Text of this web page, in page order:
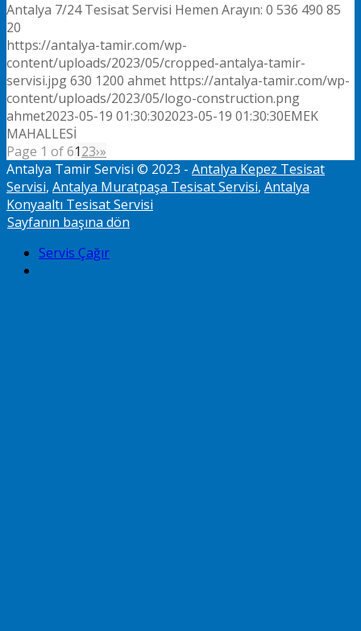
Antalya 7/24 Tesisat Servisi Hemen Arayın: 0 536 490 85
20
https://antalya-tamir.com/wp-
content/uploads/2023/05/cropped-antalya-tamir-
servisi.jpg630 1200 ahmet https://antalya-tamir.com/wp-
content/uploads/2023/05/logo-construction.png
ahmet2023-05-19 01:30:302023-05-19 01:30:30EMEK
MAHALLESİ
Page 1 of 6123›»
Antalya Tamir Servisi © 2023 - Antalya Kepez Tesisat
Servisi, Antalya Muratpaşa Tesisat Servisi, Antalya
Konyaaltı Tesisat Servisi
Sayfanın başına dön
Servis Çağır